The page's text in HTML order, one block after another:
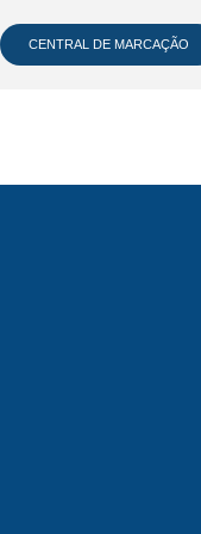
CENTRAL DE MARCAÇÃO